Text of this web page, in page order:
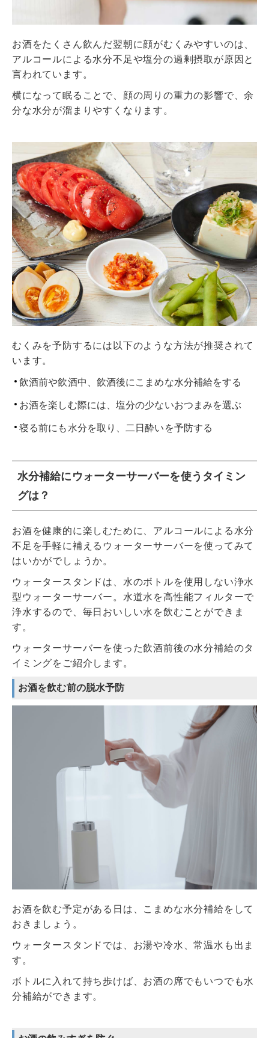
お酒をたくさん飲んだ翌朝に顔がむくみやすいのは、
アルコールによる水分不足や塩分の過剰摂取が原因と
言われています。
横になって眠ることで、顔の周りの重力の影響で、余
分な水分が溜まりやすくなります。
むくみを予防するには以下のような方法が推奨されて
います。
飲酒前や飲酒中、飲酒後にこまめな水分補給をする
お酒を楽しむ際には、塩分の少ないおつまみを選ぶ
寝る前にも水分を取り、二日酔いを予防する
水分補給にウォーターサーバーを使うタイミン
グは？
お酒を健康的に楽しむために、アルコールによる水分
不足を手軽に補えるウォーターサーバーを使ってみて
はいかがでしょうか。
ウォータースタンドは、水のボトルを使用しない浄水
型ウォーターサーバー。水道水を高性能フィルターで
浄水するので、毎日おいしい水を飲むことができま
す。
ウォーターサーバーを使った飲酒前後の水分補給のタ
イミングをご紹介します。
お酒を飲む前の脱水予防
お酒を飲む予定がある日は、こまめな水分補給をして
おきましょう。
ウォータースタンドでは、お湯や冷水、常温水も出ま
す。
ボトルに入れて持ち歩けば、お酒の席でもいつでも水
分補給ができます。